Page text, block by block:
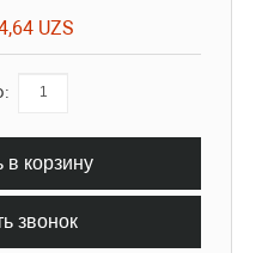
UZS
в корзину
звонок